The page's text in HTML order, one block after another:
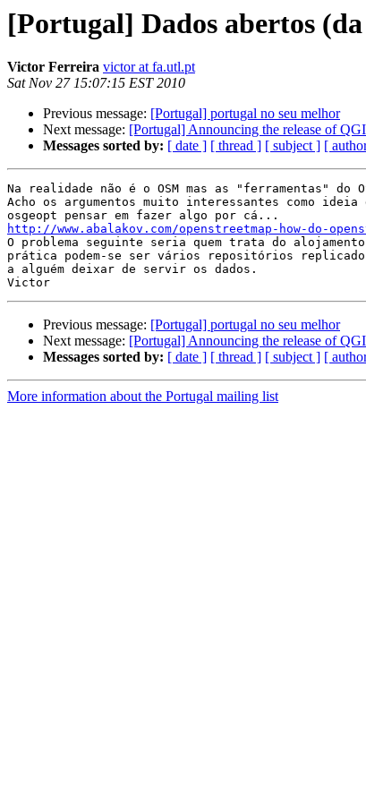
[Portugal] Dados abertos
Victor Ferreira victor at fa.utl.pt
Sat Nov 27 15:07:15 EST 2010
Previous message: [Portugal] portugal no seu melhor
Next message: [Portugal] Announcing the release of
Messages sorted by: [ date ] [ thread ] [ subject ] [
Na realidade não é o OSM mas as "ferramentas"
Acho os argumentos muito interessantes como
http://www.abalakov.com/openstreetmap-how-do-
O problema seguinte seria quem trata do
prática podem-se ser vários repositórios
a alguém deixar de servir os dados.
Previous message: [Portugal] portugal no seu melhor
Next message: [Portugal] Announcing the release of
Messages sorted by: [ date ] [ thread ] [ subject ] [
More information about the Portugal mailing list